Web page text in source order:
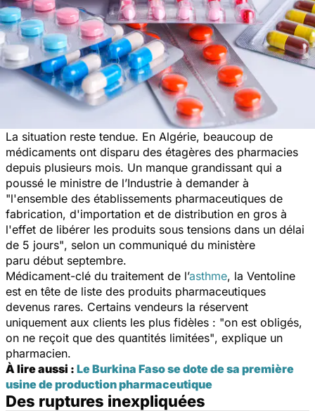
La situation reste tendue. En Algérie, beaucoup de
médicaments ont disparu des étagères des pharmacies
depuis plusieurs mois. Un manque grandissant qui a
poussé le ministre de l’Industrie à demander à
"l'ensemble des établissements pharmaceutiques de
fabrication, d'importation et de distribution en gros à
l'effet de libérer les produits sous tensions dans un délai
de 5 jours", selon un communiqué du ministère
paru début septembre.
Médicament-clé du traitement de l’asthme, la Ventoline
est en tête de liste des produits pharmaceutiques
devenus rares. Certains vendeurs la réservent
uniquement aux clients les plus fidèles : "on est obligés,
on ne reçoit que des quantités limitées", explique un
pharmacien.
À lire aussi : Le Burkina Faso se dote de sa première
usine de production pharmaceutique
Des ruptures inexpliquées